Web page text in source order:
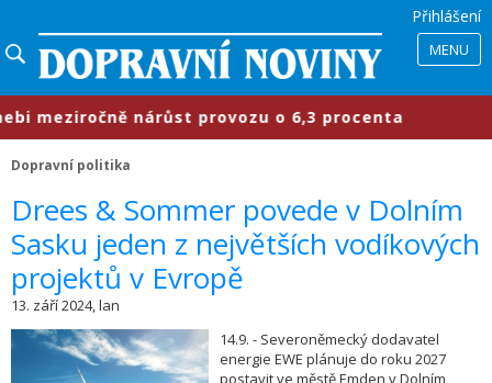
Přihlášení
MENU
nárůst provozu o 6,3 procenta
Dopravní politika
​Drees & Sommer povede v Dolním
Sasku jeden z největších vodíkových
projektů v Evropě
13. září 2024, lan
14.9. - Severoněmecký dodavatel
energie EWE plánuje do roku 2027